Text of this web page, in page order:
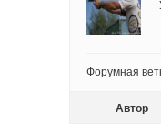
Форумная
Автор